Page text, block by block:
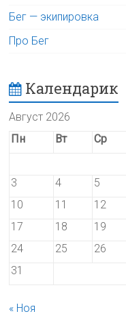
Бег — экипировка
Про Бег
Календарик
Август 2026
Пн
Вт Ср
3
4 5
10
11 12
17
18 19
24
25 26
31
« Ноя